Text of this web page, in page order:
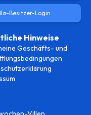
Besitzer-Login
Hinweise
Geschäfts- und